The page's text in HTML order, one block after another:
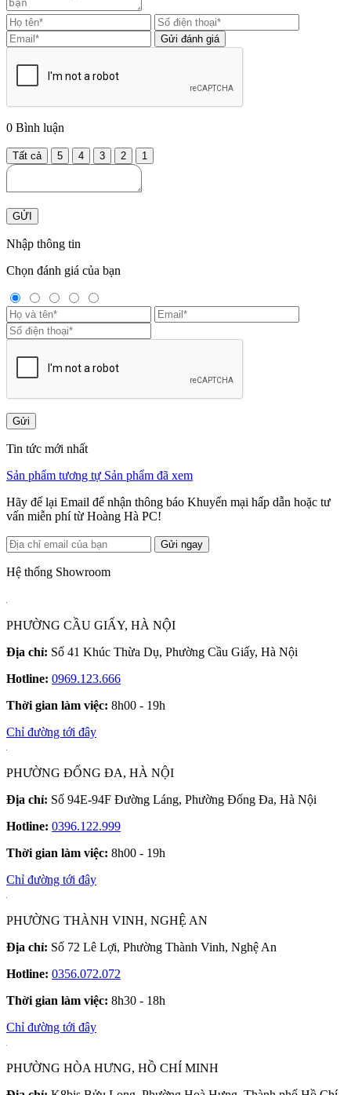
Gửi đánh giá
0 Bình luận
Tất cả 5 4 3 2 1
GỬI
Nhập thông tin
Chọn đánh giá của bạn
Gửi
Tin tức mới nhất
Sản phẩm tương tự Sản phẩm đã xem
Hãy để lại Email để nhận thông báo Khuyến mại hấp dẫn hoặc tư
vấn miễn phí từ Hoàng Hà PC!
Gửi ngay
Hệ thống Showroom
PHƯỜNG CẦU GIẤY, HÀ NỘI
Địa chỉ: Số 41 Khúc Thừa Dụ, Phường Cầu Giấy, Hà Nội
Hotline: 0969.123.666
Thời gian làm việc: 8h00 - 19h
Chỉ đường tới đây
PHƯỜNG ĐỐNG ĐA, HÀ NỘI
Địa chỉ: Số 94E-94F Đường Láng, Phường Đống Đa, Hà Nội
Hotline: 0396.122.999
Thời gian làm việc: 8h00 - 19h
Chỉ đường tới đây
PHƯỜNG THÀNH VINH, NGHỆ AN
Địa chỉ: Số 72 Lê Lợi, Phường Thành Vinh, Nghệ An
Hotline: 0356.072.072
Thời gian làm việc: 8h30 - 18h
Chỉ đường tới đây
PHƯỜNG HÒA HƯNG, HỒ CHÍ MINH